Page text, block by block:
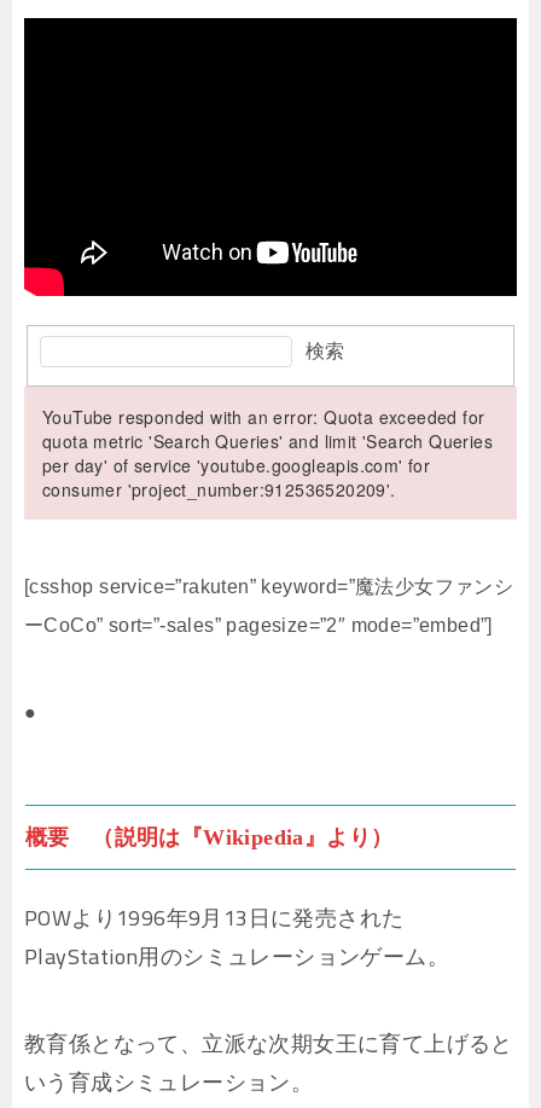
検索
YouTube responded with an error: Quota exceeded for
quota metric 'Search Queries' and limit 'Search Queries
per day' of service 'youtube.googleapis.com' for
consumer 'project_number:912536520209'.
[csshop service=”rakuten” keyword=”魔法少女ファンシ
ーCoCo” sort=”-sales” pagesize=”2″ mode=”embed”]
●
概要 （説明は『Wikipedia』より）
POWより1996年9月13日に発売された
PlayStation用のシミュレーションゲーム。
教育係となって、立派な次期女王に育て上げると
いう育成シミュレーション。